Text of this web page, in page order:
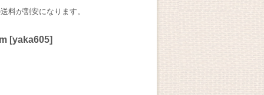
料が割安になります。
[yaka605]